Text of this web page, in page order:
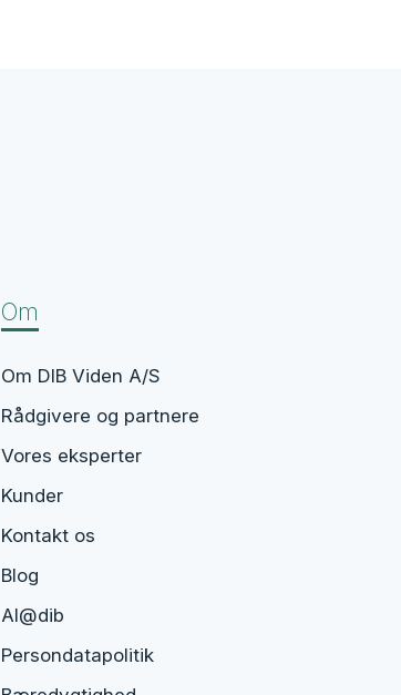
Om
Om DIB Viden A/S
Rådgivere og partnere
Vores eksperter
Kunder
Kontakt os
Blog
AI@dib
Persondatapolitik